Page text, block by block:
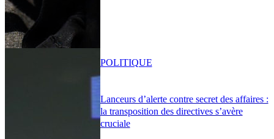
Lanceurs d’alerte contre secret des affaires :
la transposition des directives s’avère
cruciale
POLITIQUE